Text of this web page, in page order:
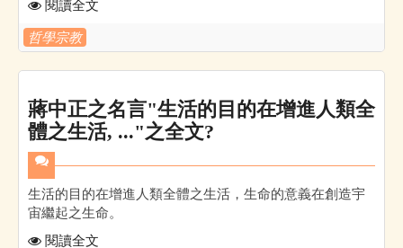
閱讀全文
哲學宗教
蔣中正之名言"生活的目的在增進人類全
體之生活, ..."之全文?
生活的目的在增進人類全體之生活，生命的意義在創造宇
宙繼起之生命。
閱讀全文